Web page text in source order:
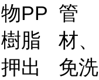
物PP
樹脂
押出
管
材、
免洗